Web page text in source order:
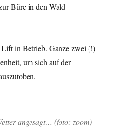
Büre in den Wald
in Betrieb. Ganze zwei (!)
um sich auf der
angesagt… (foto: zoom)